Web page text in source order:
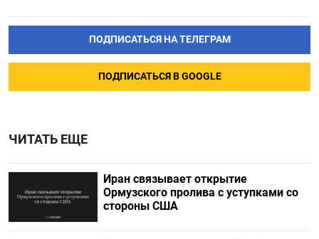
ПОДПИСАТЬСЯ НА ТЕЛЕГРАМ
ПОДПИСАТЬСЯ В GOOGLE
ЧИТАТЬ ЕЩЕ
Иран связывает открытие
Ормузского пролива с уступками со
стороны США